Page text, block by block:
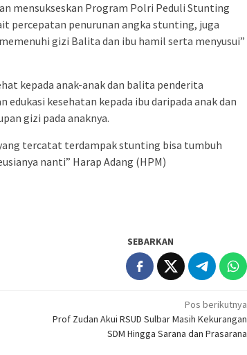
mensukseskan Program Polri Peduli Stunting
percepatan penurunan angka stunting, juga
gizi Balita dan ibu hamil serta menyusui”
kepada anak-anak dan balita penderita
kesehatan kepada ibu daripada anak dan
gizi pada anaknya.
tercatat terdampak stunting bisa tumbuh
nanti” Harap Adang (HPM)
SEBARKAN
Pos berikutnya
Prof Zudan Akui RSUD Sulbar Masih Kekurangan
SDM Hingga Sarana dan Prasarana